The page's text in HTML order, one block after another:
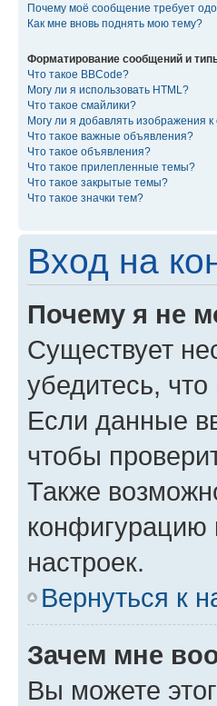
Почему моё сообщение требует
Как мне вновь поднять мою тему?
Форматирование сообщений и
Что такое BBCode?
Могу ли я использовать HTML?
Что такое смайлики?
Могу ли я добавлять изображения
Что такое важные объявления?
Что такое объявления?
Что такое прилепленные темы?
Что такое закрытые темы?
Что такое значки тем?
Вход на
Почему я не
Существует
убедитесь,
Если данные
чтобы
Также
конфигурацию
настроек.
Вернуться к
Зачем мне
Вы можете